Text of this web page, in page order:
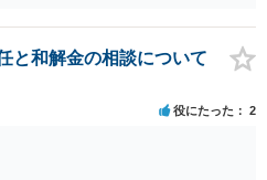
のの、お近くの弁護士にご依頼しチ
と思います。
と和解金の相談について
役にたった 2